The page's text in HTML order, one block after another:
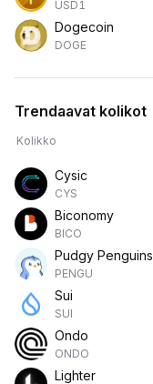
USD1
Dogecoin
DOGE
Trendaavat kolikot
Kolikko
Cysic
CYS
Biconomy
BICO
Pudgy Penguins
PENGU
Sui
SUI
Ondo
ONDO
Lighter